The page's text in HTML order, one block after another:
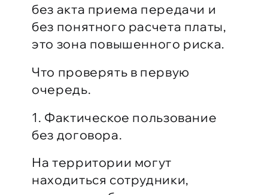
без акта приема передачи и
без понятного расчета платы,
это зона повышенного риска.
Что проверять в первую
очередь.
1. Фактическое пользование
без договора.
На территории могут
находиться сотрудники,